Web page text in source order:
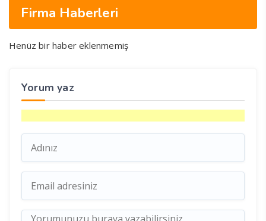
Firma Haberleri
Henüz bir haber eklenmemiş
Yorum yaz